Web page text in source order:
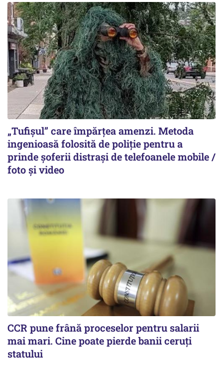
„Tufișul” care împărțea amenzi. Metoda
ingenioasă folosită de poliție pentru a
prinde șoferii distrași de telefoanele mobile /
foto și video
CCR pune frână proceselor pentru salarii
mai mari. Cine poate pierde banii ceruți
statului